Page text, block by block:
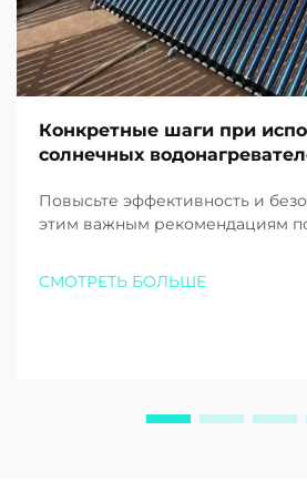
Конкретные шаги при
солнечных
Повысьте эффективность и
этим важным рекомендациям
использованием и советами по
СМОТРЕТЬ БОЛЬШЕ